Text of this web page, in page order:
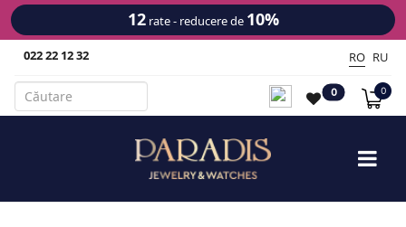
12rate - reducere de 10%
022 22 12 32 RO RU
0 0